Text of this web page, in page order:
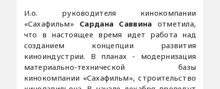
И.о. руководителя кинокомпании
«Сахафильм» Сардана Саввина отметила,
что в настоящее время идет работа над
созданием концепции развития
киноиндустрии. В планах - модернизация
материально-технической базы
кинокомпании «Сахафильм», строительство